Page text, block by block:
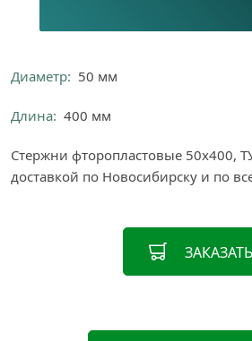
Диаметр: 50 мм
Длина: 400 мм
Стержни фторопластовые 50х400,
доставкой по Новосибирску и по
ЗАКАЗАТЬ